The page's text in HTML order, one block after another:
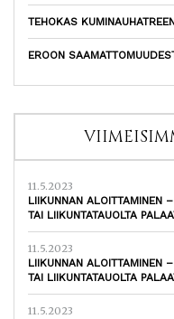
TEHOKAS
EROON
11.5.2023
LIIKUNNAN ALOITTAMINEN
TAI LIIKUNTATAUOLTA
11.5.2023
LIIKUNNAN ALOITTAMINEN
TAI LIIKUNTATAUOLTA
11.5.2023